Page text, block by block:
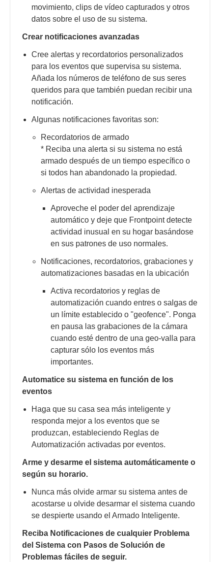
movimiento, clips de vídeo capturados y otros
datos sobre el uso de su sistema.
Crear notificaciones avanzadas
Cree alertas y recordatorios personalizados
para los eventos que supervisa su sistema.
Añada los números de teléfono de sus seres
queridos para que también puedan recibir una
notificación.
Algunas notificaciones favoritas son:
Recordatorios de armado
* Reciba una alerta si su sistema no está
armado después de un tiempo específico o
si todos han abandonado la propiedad.
Alertas de actividad inesperada
Aproveche el poder del aprendizaje
automático y deje que Frontpoint detecte
actividad inusual en su hogar basándose
en sus patrones de uso normales.
Notificaciones, recordatorios, grabaciones y
automatizaciones basadas en la ubicación
Activa recordatorios y reglas de
automatización cuando entres o salgas de
un límite establecido o "geofence". Ponga
en pausa las grabaciones de la cámara
cuando esté dentro de una geo-valla para
capturar sólo los eventos más
importantes.
Automatice su sistema en función de los
eventos
Haga que su casa sea más inteligente y
responda mejor a los eventos que se
produzcan, estableciendo Reglas de
Automatización activadas por eventos.
Arme y desarme el sistema automáticamente o
según su horario.
Nunca más olvide armar su sistema antes de
acostarse u olvide desarmar el sistema cuando
se despierte usando el Armado Inteligente.
Reciba Notificaciones de cualquier Problema
del Sistema con Pasos de Solución de
Problemas fáciles de seguir.